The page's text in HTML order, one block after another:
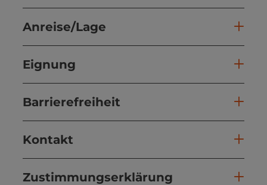
Anreise/Lage
Eignung
Barrierefreiheit
Kontakt
Zustimmungserklärung